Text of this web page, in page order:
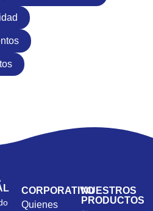
CORPORATIVO
Quienes
NUESTROS
PRODUCTOS